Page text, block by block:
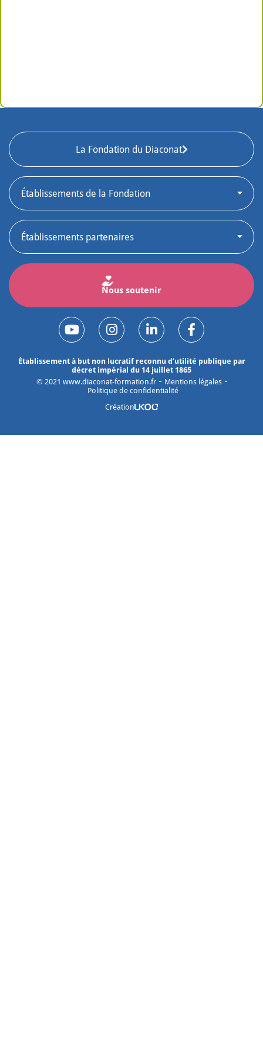
La Fondation du Diaconat
Nous soutenir
Établissement à but non lucratif reconnu d’utilité publique par
décret impérial du 14 juillet 1865
©2021 www.diaconat-formation.fr
Mentions légales
Politique de confidentialité
Création